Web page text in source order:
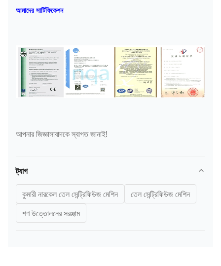
আমাদের সার্টিফিকেশন
আপনার জিজ্ঞাসাবাদকে স্বাগত জানাই!
ট্যাগ
কুমারী নারকেল তেল সেন্ট্রিফিউজ মেশিন
তেল সেন্ট্রিফিউজ মেশিন
শণ উত্তোলনের সরঞ্জাম